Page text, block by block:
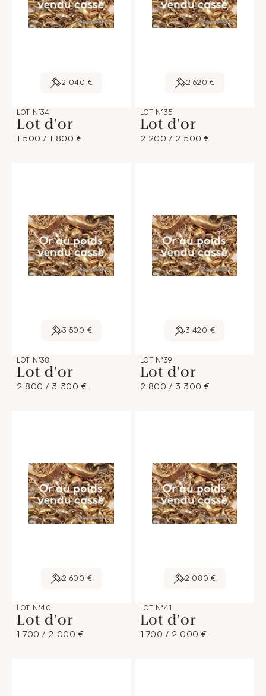
2 040 €
LOT N°34
Lot d'or
1 500 / 1 800 €
2 620 €
LOT N°35
Lot d'or
2 200 / 2 500 €
3 500 €
LOT N°38
Lot d'or
2 800 / 3 300 €
3 420 €
LOT N°39
Lot d'or
2 800 / 3 300 €
2 600 €
LOT N°40
Lot d'or
1 700 / 2 000 €
2 080 €
LOT N°41
Lot d'or
1 700 / 2 000 €